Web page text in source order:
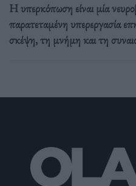
Η υπερκόπωση είναι μία
παρατεταμένη υπερεργασία
σκέψη, τη μνήμη και τη